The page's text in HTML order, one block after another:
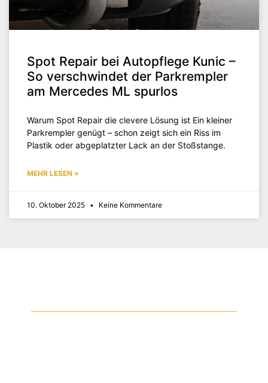
Spot Repair bei Autopflege Kunic –
So verschwindet der Parkrempler
am Mercedes ML spurlos
Warum Spot Repair die clevere Lösung ist Ein kleiner
Parkrempler genügt – schon zeigt sich ein Riss im
Plastik oder abgeplatzter Lack an der Stoßstange.
MEHR LESEN »
10. Oktober 2025 Keine Kommentare